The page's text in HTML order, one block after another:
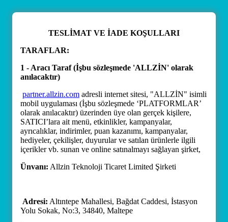
TESLİMAT VE İADE KOŞULLARI
TARAFLAR:
1 - Aracı Taraf (İşbu sözleşmede 'ALLZİN' olarak
anılacaktır)
partner.allzin.com adresli internet sitesi, "ALLZİN" isimli
mobil uygulaması (İşbu sözleşmede ‘PLATFORMLAR’
olarak anılacaktır) üzerinden üye olan gerçek kişilere,
SATICI’lara ait menü, etkinlikler, kampanyalar,
ayrıcalıklar, indirimler, puan kazanımı, kampanyalar,
hediyeler, çekilişler, duyurular ve satılan ürünlerle ilgili
içerikler vb. sunan ve online satınalmayı sağlayan şirket,
Ünvanı: Allzin Teknoloji Ticaret Limited Şirketi
Adresi: Altıntepe Mahallesi, Bağdat Caddesi, İstasyon
Yolu Sokak, No:3, 34840, Maltepe